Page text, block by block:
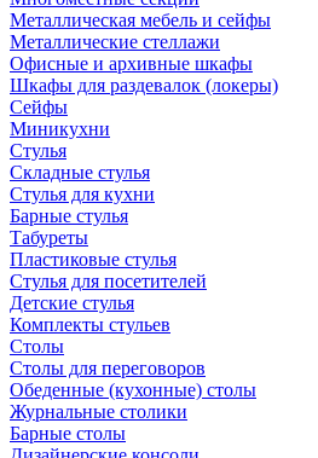
Металлическая мебель и сейфы
Металлические стеллажи
Офисные и архивные шкафы
Шкафы для раздевалок (локеры)
Сейфы
Миникухни
Стулья
Складные стулья
Стулья для кухни
Барные стулья
Табуреты
Пластиковые стулья
Стулья для посетителей
Детские стулья
Комплекты стульев
Столы
Столы для переговоров
Обеденные (кухонные) столы
Журнальные столики
Барные столы